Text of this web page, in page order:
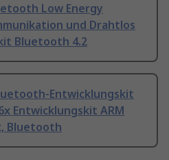
Low Energy
und Drahtlos
Bluetooth 4.2
Entwicklungskit
Entwicklungskit ARM
Bluetooth